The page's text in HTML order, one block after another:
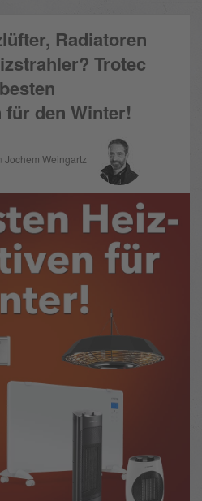
Radiatoren
Trotec
den Winter!
Jochem Weingartz